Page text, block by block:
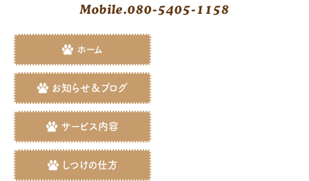
Mobile.080-5405-1158
ホーム
お知らせ＆ブログ
サービス内容
しつけの仕方